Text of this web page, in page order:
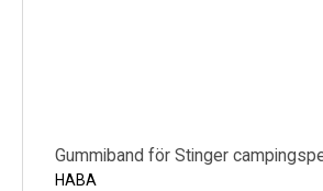
Gummiband för Stinger
HABA